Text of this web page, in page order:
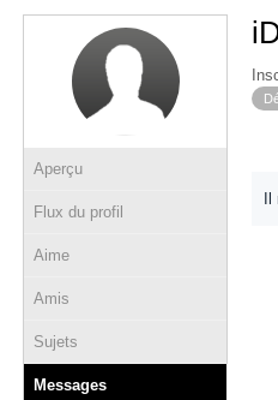
Aperçu
Flux du profil
Aime
Amis
Sujets
Messages